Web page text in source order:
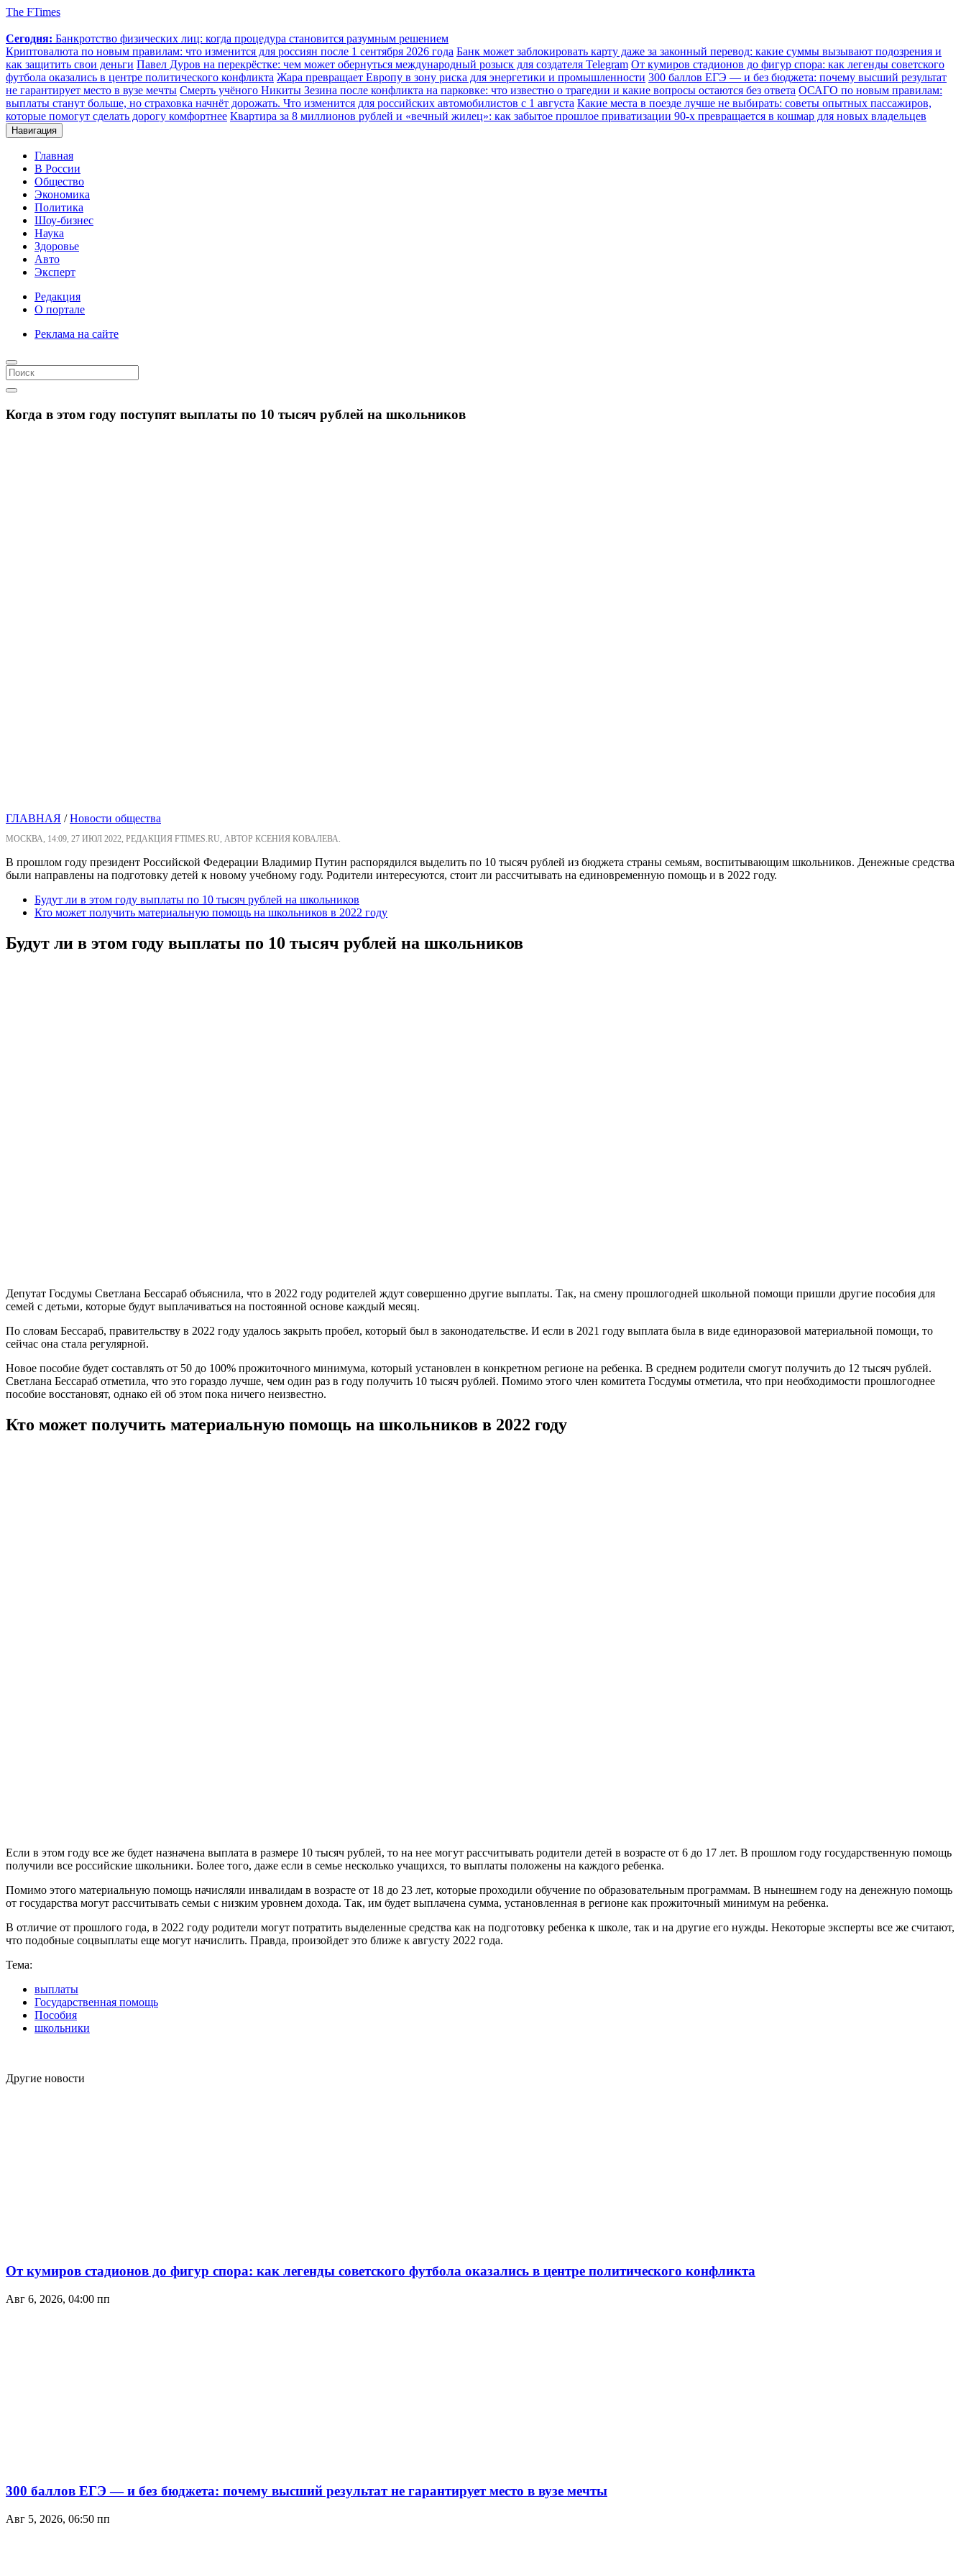
The FTimes
Сегодня: Банкротство физических лиц: когда процедура становится разумным решением
Криптовалюта по новым правилам: что изменится для россиян после 1 сентября 2026 года Банк может заблокировать карту даже за законный перевод: какие суммы вызывают подозрения и
как защитить свои деньги Павел Дуров на перекрёстке: чем может обернуться международный розыск для создателя Telegram От кумиров стадионов до фигур спора: как легенды советского
футбола оказались в центре политического конфликта Жара превращает Европу в зону риска для энергетики и промышленности 300 баллов ЕГЭ — и без бюджета: почему высший результат
не гарантирует место в вузе мечты Смерть учёного Никиты Зезина после конфликта на парковке: что известно о трагедии и какие вопросы остаются без ответа ОСАГО по новым правилам:
выплаты станут больше, но страховка начнёт дорожать. Что изменится для российских автомобилистов с 1 августа Какие места в поезде лучше не выбирать: советы опытных пассажиров,
которые помогут сделать дорогу комфортнее Квартира за 8 миллионов рублей и «вечный жилец»: как забытое прошлое приватизации 90-х превращается в кошмар для новых владельцев
Навигация
Главная
В России
Общество
Экономика
Политика
Шоу-бизнес
Наука
Здоровье
Авто
Эксперт
Редакция
О портале
Реклама на сайте
Когда в этом году поступят выплаты по 10 тысяч рублей на школьников
ГЛАВНАЯ /Новости общества
МОСКВА, 14:09, 27 ИЮЛ 2022, РЕДАКЦИЯ FTIMES.RU, АВТОР КСЕНИЯ КОВАЛЕВА.
В прошлом году президент Российской Федерации Владимир Путин распорядился выделить по 10 тысяч рублей из бюджета страны семьям, воспитывающим школьников. Денежные средства
были направлены на подготовку детей к новому учебному году. Родители интересуются, стоит ли рассчитывать на единовременную помощь и в 2022 году.
Будут ли в этом году выплаты по 10 тысяч рублей на школьников
Кто может получить материальную помощь на школьников в 2022 году
Будут ли в этом году выплаты по 10 тысяч рублей на школьников
Депутат Госдумы Светлана Бессараб объяснила, что в 2022 году родителей ждут совершенно другие выплаты. Так, на смену прошлогодней школьной помощи пришли другие пособия для
семей с детьми, которые будут выплачиваться на постоянной основе каждый месяц.
По словам Бессараб, правительству в 2022 году удалось закрыть пробел, который был в законодательстве. И если в 2021 году выплата была в виде единоразовой материальной помощи, то
сейчас она стала регулярной.
Новое пособие будет составлять от 50 до 100% прожиточного минимума, который установлен в конкретном регионе на ребенка. В среднем родители смогут получить до 12 тысяч рублей.
Светлана Бессараб отметила, что это гораздо лучше, чем один раз в году получить 10 тысяч рублей. Помимо этого член комитета Госдумы отметила, что при необходимости прошлогоднее
пособие восстановят, однако ей об этом пока ничего неизвестно.
Кто может получить материальную помощь на школьников в 2022 году
Если в этом году все же будет назначена выплата в размере 10 тысяч рублей, то на нее могут рассчитывать родители детей в возрасте от 6 до 17 лет. В прошлом году государственную помощь
получили все российские школьники. Более того, даже если в семье несколько учащихся, то выплаты положены на каждого ребенка.
Помимо этого материальную помощь начисляли инвалидам в возрасте от 18 до 23 лет, которые проходили обучение по образовательным программам. В нынешнем году на денежную помощь
от государства могут рассчитывать семьи с низким уровнем дохода. Так, им будет выплачена сумма, установленная в регионе как прожиточный минимум на ребенка.
В отличие от прошлого года, в 2022 году родители могут потратить выделенные средства как на подготовку ребенка к школе, так и на другие его нужды. Некоторые эксперты все же считают,
что подобные соцвыплаты еще могут начислить. Правда, произойдет это ближе к августу 2022 года.
Тема:
выплаты
Государственная помощь
Пособия
школьники
Другие новости
От кумиров стадионов до фигур спора: как легенды советского футбола оказались в центре политического конфликта
Авг 6, 2026, 04:00 пп
300 баллов ЕГЭ — и без бюджета: почему высший результат не гарантирует место в вузе мечты
Авг 5, 2026, 06:50 пп